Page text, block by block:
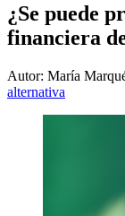
¿Se puede
financiera
Autor: María
alternativa